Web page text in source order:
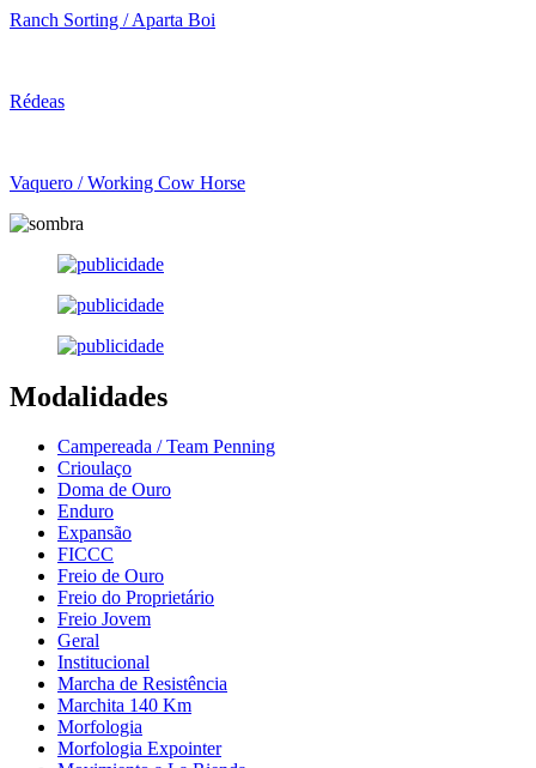
Ranch Sorting / Aparta Boi
Rédeas
Vaquero / Working Cow Horse
Modalidades
Campereada / Team Penning
Crioulaço
Doma de Ouro
Enduro
Expansão
FICCC
Freio de Ouro
Freio do Proprietário
Freio Jovem
Geral
Institucional
Marcha de Resistência
Marchita 140 Km
Morfologia
Morfologia Expointer